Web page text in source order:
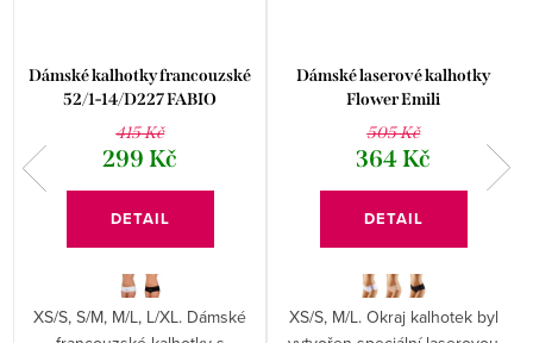
Dámské kalhotky francouzské
52/1-14/D227 FABIO
415 Kč
299 Kč
DETAIL
XS/S, S/M, M/L, L/XL. Dámské
Dámské laserové kalhotky
Flower Emili
505 Kč
364 Kč
DETAIL
XS/S, M/L. Okraj kalhotek byl